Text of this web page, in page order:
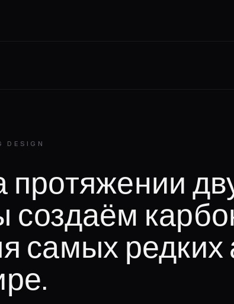
DESIGN
протяжении
создаём
самых